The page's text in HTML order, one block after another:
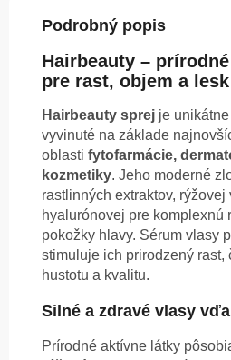
Podrobný popis
Hairbeauty – prírodné
pre rast, objem a lesk
Hairbeauty sprej je
vyvinuté na základe
oblasti fytofarmácie,
kozmetiky. Jeho moderné
rastlinných extraktov,
hyalurónovej pre komplexnú
pokožky hlavy. Sérum vlasy
stimuluje ich prirodzený rast,
hustotu a kvalitu.
Silné a zdravé vlasy
Prírodné aktívne látky